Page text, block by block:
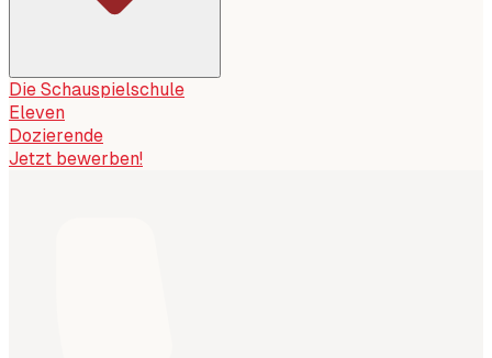
Die Schauspielschule
Eleven
Dozierende
Jetzt bewerben!